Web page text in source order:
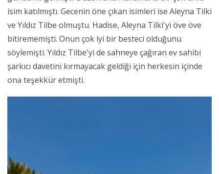
isim katılmıştı. Gecenin öne çıkan isimleri ise Aleyna Tilki
ve Yıldız Tilbe olmuştu. Hadise, Aleyna Tilki'yi öve öve
bitirememişti. Onun çok iyi bir besteci olduğunu
söylemişti. Yıldız Tilbe'yi de sahneye çağıran ev sahibi
şarkıcı davetini kırmayacak geldiği için herkesin içinde
ona teşekkür etmişti.